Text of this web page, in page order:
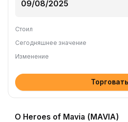
Стоил
Сегодняшнее значение
Изменение
Торговать
О Heroes of Mavia (MAVIA)